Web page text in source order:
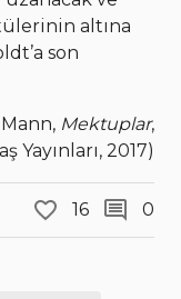
altına
son
Mektuplar,
Yayınları, 2017)
16 0